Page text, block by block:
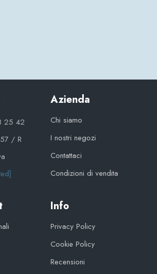
25 42
/ R
Azienda
Chi siamo
I nostri negozi
Contattaci
Condizioni di vendita
Info
Privacy Policy
Cookie Policy
Recensioni